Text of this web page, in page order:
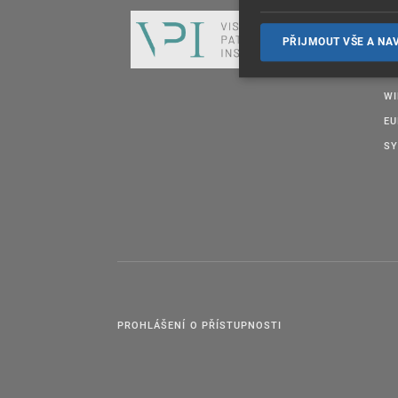
PROHLÁŠENÍ O PŘÍSTUPNOSTI
PŘIJMOUT VŠE A